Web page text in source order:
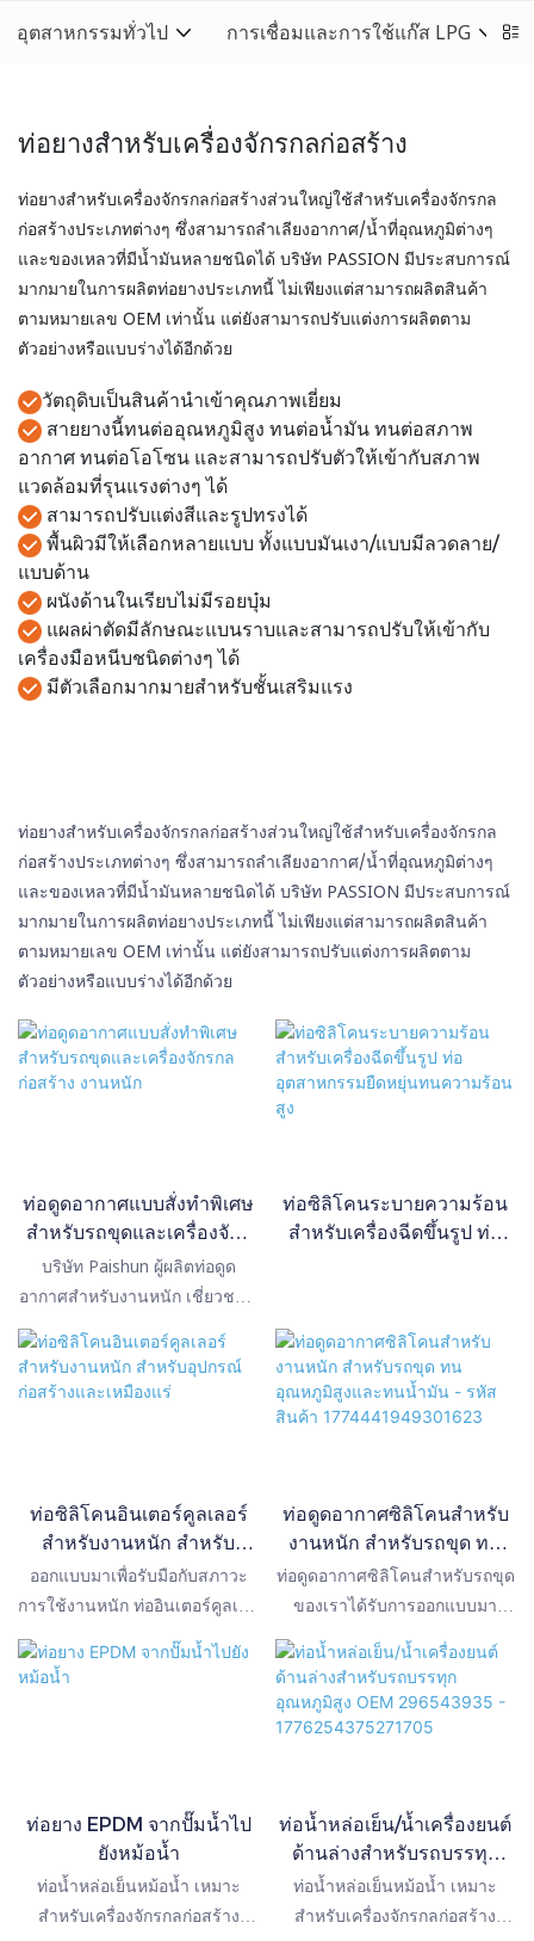
อุตสาหกรรมทั่วไป การเชื่อมและการใช้แก๊ส LPG
ท่อยางสำหรับเครื่องจักรกลก่อสร้าง
ท่อยางสำหรับเครื่องจักรกลก่อสร้างส่วนใหญ่ใช้สำหรับเครื่องจักรกล
ก่อสร้างประเภทต่างๆ ซึ่งสามารถลำเลียงอากาศ/น้ำที่อุณหภูมิต่างๆ
และของเหลวที่มีน้ำมันหลายชนิดได้ บริษัท PASSION มีประสบการณ์
มากมายในการผลิตท่อยางประเภทนี้ ไม่เพียงแต่สามารถผลิตสินค้า
ตามหมายเลข OEM เท่านั้น แต่ยังสามารถปรับแต่งการผลิตตาม
ตัวอย่างหรือแบบร่างได้อีกด้วย
วัตถุดิบเป็นสินค้านำเข้าคุณภาพเยี่ยม
สายยางนี้ทนต่ออุณหภูมิสูง ทนต่อน้ำมัน ทนต่อสภาพ
อากาศ ทนต่อโอโซน และสามารถปรับตัวให้เข้ากับสภาพ
แวดล้อมที่รุนแรงต่างๆ ได้
สามารถปรับแต่งสีและรูปทรงได้
พื้นผิวมีให้เลือกหลายแบบ ทั้งแบบมันเงา/แบบมีลวดลาย/
แบบด้าน
ผนังด้านในเรียบไม่มีรอยบุ๋ม
แผลผ่าตัดมีลักษณะแบนราบและสามารถปรับให้เข้ากับ
เครื่องมือหนีบชนิดต่างๆ ได้
มีตัวเลือกมากมายสำหรับชั้นเสริมแรง
ท่อยางสำหรับเครื่องจักรกลก่อสร้างส่วนใหญ่ใช้สำหรับเครื่องจักรกล
ก่อสร้างประเภทต่างๆ ซึ่งสามารถลำเลียงอากาศ/น้ำที่อุณหภูมิต่างๆ
และของเหลวที่มีน้ำมันหลายชนิดได้ บริษัท PASSION มีประสบการณ์
มากมายในการผลิตท่อยางประเภทนี้ ไม่เพียงแต่สามารถผลิตสินค้า
ตามหมายเลข OEM เท่านั้น แต่ยังสามารถปรับแต่งการผลิตตาม
ตัวอย่างหรือแบบร่างได้อีกด้วย
ท่อดูดอากาศแบบสั่งทำพิเศษ
สำหรับรถขุดและเครื่องจักร
กลก่อสร้าง งานหนัก
บริษัท Paishun ผู้ผลิตท่อดูด
อากาศสำหรับงานหนัก เชี่ยวชาญ
ในการผลิตท่อดูดอากาศสำหรับ
เครื่องจักรกลก่อสร้าง อุปกรณ์
ทางการเกษตร ยานพาหนะใน
ให้ทนทานต่อสภาวะการใช้งานที่
รุนแรง รวมถึงอุณหภูมิสูง การสั่น
สะเทือนสูง ฝุ่นละออง และแรงดัน
สุญญากาศ มีจำหน่ายทั้งสำหรับ
การผลิต OEM และการใช้งาน
ทดแทนในตลาดอะไหล่
ท่อซิลิโคนระบายความร้อน
สำหรับเครื่องฉีดขึ้นรูป ท่อ
ท่อซิลิโคนอินเตอร์คูลเลอร์
สำหรับงานหนัก สำหรับ
อุปกรณ์ก่อสร้างและเหมือง
แร่
ออกแบบมาเพื่อรับมือกับสภาวะ
การใช้งานหนัก ท่ออินเตอร์คูลเลอ
ร์สำหรับงานหนักของเราได้รับ
การออกแบบมาสำหรับเครื่องจักร
ท่อดูดอากาศซิลิโคนสำหรับ
งานหนัก สำหรับรถขุด ทน
อุณหภูมิสูงและทนน้ำมัน -
รหัสสินค้า
ท่อดูดอากาศซิลิโคนสำหรับรถขุด
ของเราได้รับการออกแบบมา
สำหรับเครื่องจักรกลหนักที่ใช้ใน
งานก่อสร้างในสภาพแวดล้อมที่
รุนแรง ผลิตจากซิลิโคนเสริมแรง
หลายชั้นคุณภาพสูงด้วยผ้าโพลีเอ
ละอองน้ำมัน การสั่นสะเทือน
และการเปลี่ยนแปลงความดันได้
ดีเยี่ยม เมื่อเทียบกับท่อยางแบบ
ดั้งเดิม ท่อดูดอากาศซิลิโคนนี้มี
ท่อยาง EPDM จากปั๊มน้ำไป
ยังหม้อน้ำ
ท่อน้ำหล่อเย็นหม้อน้ำ เหมาะ
สำหรับเครื่องจักรกลก่อสร้าง
ท่อน้ำหล่อเย็น/น้ำเครื่องยนต์
ด้านล่างสำหรับรถบรรทุก
อุณหภูมิสูง OEM
296543935 -
ท่อน้ำหล่อเย็นหม้อน้ำ เหมาะ
สำหรับเครื่องจักรกลก่อสร้าง